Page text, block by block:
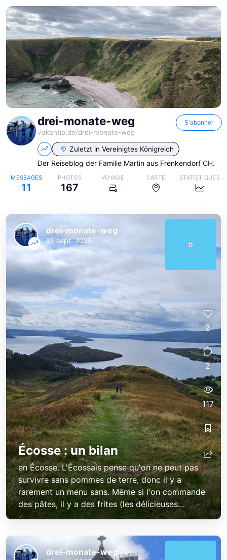
drei-monate-weg
vakantio.de/drei-monate-weg
S'abonner
Zuletzt in Vereinigtes Königreich
Der Reiseblog der Familie Martin aus Frenkendorf CH.
MESSAGES
11
PHOTOS
167
VOYAGE CARTE STATISTIQUES
Écosse : un bilan
en Écosse. L'Écossais pense qu'on ne peut pas
survivre sans pommes de terre, donc il y a
rarement un menu sans. Même si l'on commande
des pâtes, il y a des frites (les délicieuses...
drei-monate-weg
15 sept. 2025
2
2
117
drei-monate-weg